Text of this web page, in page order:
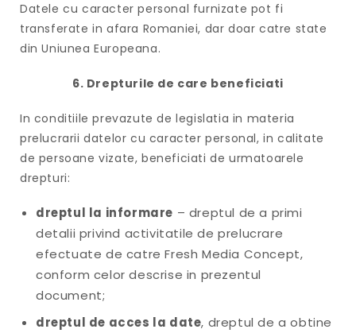
Datele cu caracter personal furnizate pot fi
transferate in afara Romaniei, dar doar catre state
din Uniunea Europeana.
6. Drepturile de care beneficiati
In conditiile prevazute de legislatia in materia
prelucrarii datelor cu caracter personal, in calitate
de persoane vizate, beneficiati de urmatoarele
drepturi:
dreptul la informare – dreptul de a primi
detalii privind activitatile de prelucrare
efectuate de catre Fresh Media Concept,
conform celor descrise in prezentul
document;
dreptul de acces la date, dreptul de a obtine